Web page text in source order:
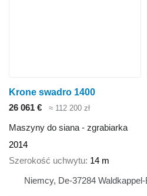
Krone swadro 1400
26 061 €
≈ 112 200 zł
Maszyny do siana - zgrabiarka
2014
Szerokość uchwytu 14 m
Niemcy, De-37284